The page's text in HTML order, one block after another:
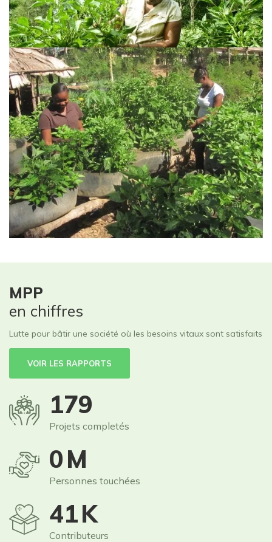
MPP
en chiffres
Lutte pour bâtir une société où les besoins vitaux sont satisfaits
VOIR LES RAPPORTS
250
Projets completés
1M
Personnes touchées
60K
Contributeurs